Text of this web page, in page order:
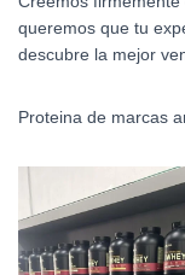
queremos que tu
descubre la mejor
Proteina de marcas